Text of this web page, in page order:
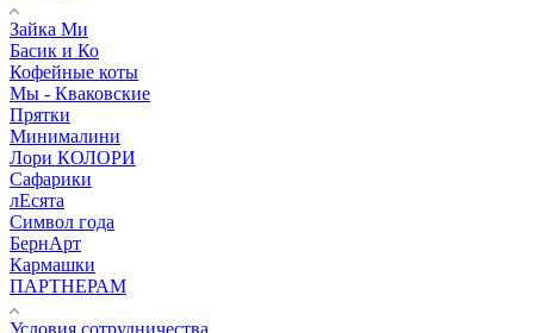
Зайка Ми
Басик и Ко
Кофейные коты
Мы - Кваковские
Прятки
Минималини
Лори КОЛОРИ
Сафарики
лЕсята
Символ года
БернАрт
Кармашки
ПАРТНЕРАМ